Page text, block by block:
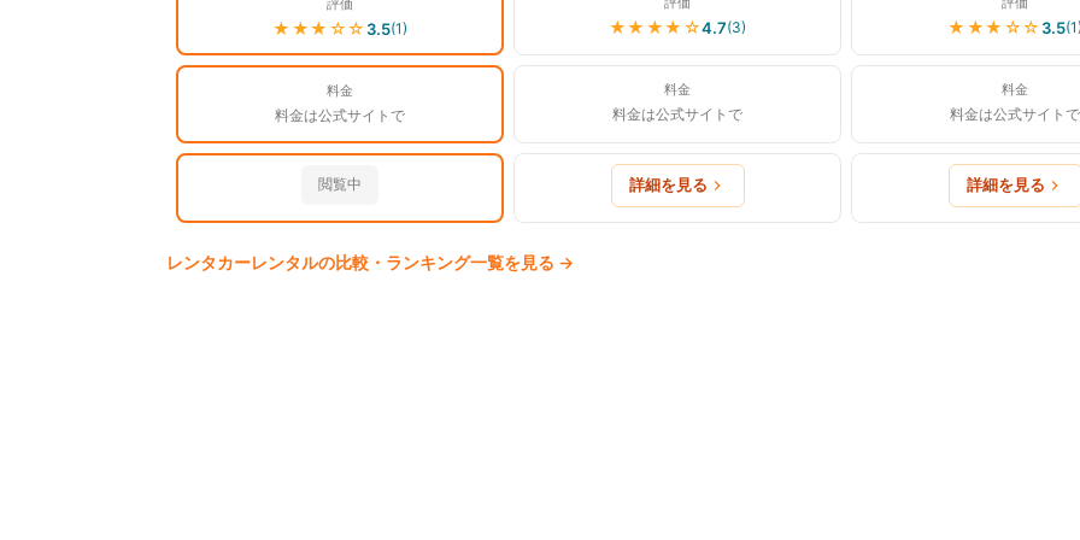
評価
★★★ ☆☆ 3.5(1) ★★★★ ☆4.7(3) ★★★ ☆☆ 3.5(1
料金
料金は公式サイトで
料金
料金は公式サイトで
料金
料金は公式サイトで
閲覧中 詳細を見る 詳細を見る
レンタカーレンタルの比較・ランキング一覧を見る →